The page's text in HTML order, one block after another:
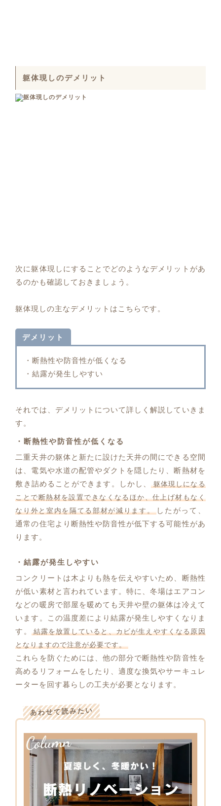
躯体現しのデメリット
次に躯体現しにすることでどのようなデメリットがあ
るのかも確認しておきましょう。
躯体現しの主なデメリットはこちらです。
デメリット
・断熱性や防音性が低くなる
・結露が発生しやすい
それでは、デメリットについて詳しく解説していきま
す。
・断熱性や防音性が低くなる
二重天井の躯体と新たに設けた天井の間にできる空間
は、電気や水道の配管やダクトを隠したり、断熱材を
敷き詰めることができます。しかし、
躯体現しになる
ことで断熱材を設置できなくなるほか、仕上げ材もなく
なり外と室内を隔てる部材が減ります。 したがって、
通常の住宅より断熱性や防音性が低下する可能性があ
ります。
・結露が発生しやすい
コンクリートは木よりも熱を伝えやすいため、断熱性
が低い素材と言われています。特に、冬場はエアコン
などの暖房で部屋を暖めても天井や壁の躯体は冷えて
います。この温度差により結露が発生しやすくなりま
す。
結露を放置していると、カビが生えやすくなる原因
となりますので注意が必要です。
これらを防ぐためには、他の部分で断熱性や防音性を
高めるリフォームをしたり、適度な換気やサーキュレ
ーターを回す暮らしの工夫が必要となります。
あわせて読みたい